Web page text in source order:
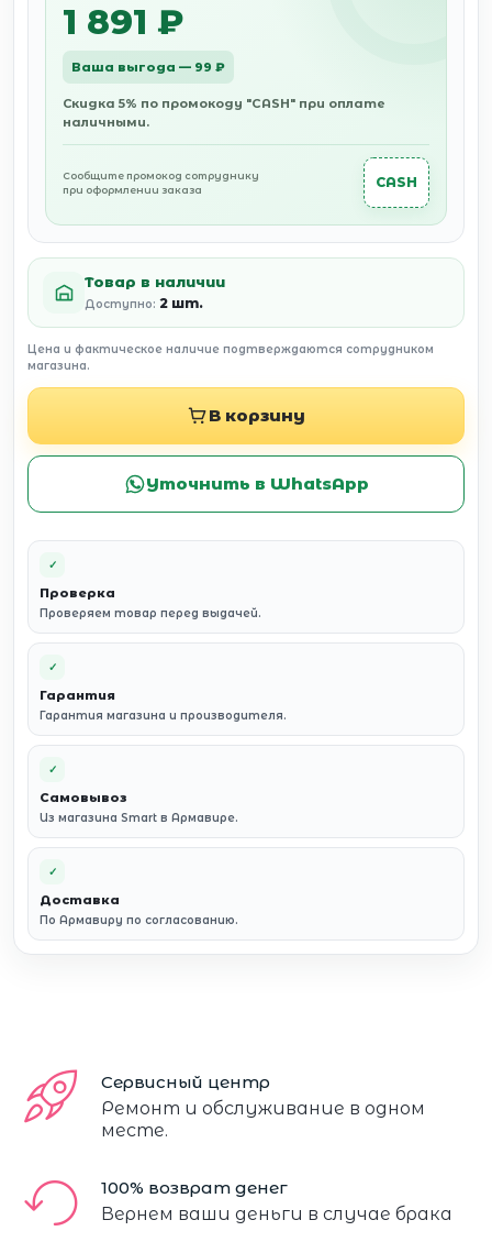
1 891 ₽
Ваша выгода — 99 ₽
Скидка 5% по промокоду "CASH" при оплате
наличными.
Сообщите промокод сотруднику
при оформлении заказа
CASH
Товар в наличии
Доступно: 2 шт.
Цена и фактическое наличие подтверждаются сотрудником
магазина.
В корзину
Уточнить в WhatsApp
✓
Проверка
Проверяем товар перед выдачей.
✓
Гарантия
Гарантия магазина и производителя.
✓
Самовывоз
Из магазина Smart в Армавире.
✓
Доставка
По Армавиру по согласованию.
Сервисный центр
Ремонт и обслуживание в одном
месте.
100% возврат денег
Вернем ваши деньги в случае брака